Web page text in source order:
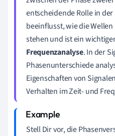
entscheidende Rolle in der
beeinflusst, wie die
stehen und ist ein
Frequenzanalyse. In der
Phasenunterschiede
Eigenschaften von
Verhalten im Zeit- und
Stell Dir vor, die